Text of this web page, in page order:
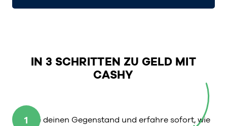
IN 3 SCHRITTEN ZU GELD MIT
CASHY
1
Wähle deinen Gegenstand und erfahre sofort, wie